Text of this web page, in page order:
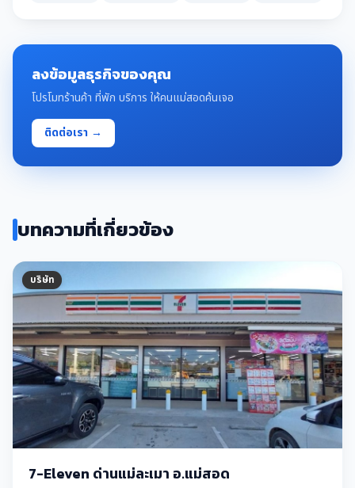
ลงข้อมูลธุรกิจของคุณ
โปรโมทร้านค้า ที่พัก บริการ ให้คนแม่สอดค้นเจอ
ติดต่อเรา →
บทความที่เกี่ยวข้อง
บริษัท
7-Eleven ด่านแม่ละเมา อ.แม่สอด